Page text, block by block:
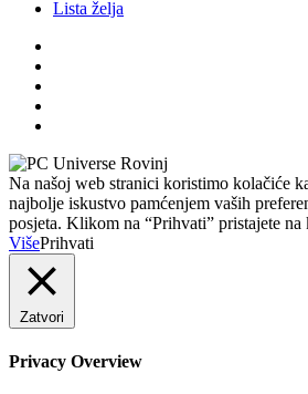
Lista želja
Na našoj web stranici koristimo kolačiće
najbolje iskustvo pamćenjem vaših
posjeta. Klikom na “Prihvati” pristajete na
VišePrihvati
Zatvori
Privacy Overview